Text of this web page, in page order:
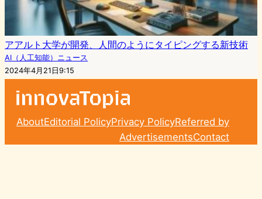
アアルト大学が開発、人間のようにタイピングする新技術
AI（人工知能）ニュース
2024年4月21日9:15
AboutEditorial PolicyPrivacy PolicyReferred by
AdvertisementsContact